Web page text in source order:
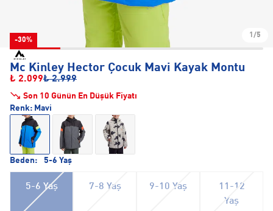
-30%
1/5
Mc Kinley Hector Çocuk Mavi Kayak Montu
₺ 2.099₺ 2.999
Son 10 Günün En Düşük Fiyatı
Beden: 5-6 Yaş
5-6 Yaş 7-8 Yaş 9-10 Yaş
11-12
Yaş
Renk: Mavi